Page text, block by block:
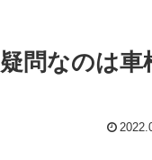
問なのは車